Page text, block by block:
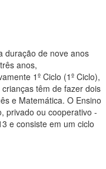
duração de nove anos
anos,
1º Ciclo (1º Ciclo),
crianças têm de fazer dois
e Matemática. O Ensino
privado ou cooperativo -
e consiste em um ciclo